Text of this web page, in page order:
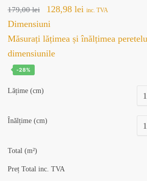
179,00lei
Prețul
inițial
a
fost:
128,98 lei Prețul
este:
inc. TVA
Dimensiuni
Măsurați lățimea și înălțimea
dimensiunile
-28%
Lățime (cm)
Înălțime (cm)
Total (m²)
Preț Total inc. TVA